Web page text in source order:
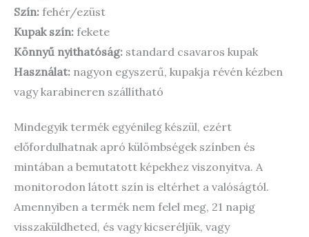
Szín: fehér/ezüst
Kupak szín: fekete
Könnyű nyithatóság: standard csavaros kupak
Használat: nagyon egyszerű, kupakja révén kézben
vagy karabineren szállítható
Mindegyik termék egyénileg készül, ezért
előfordulhatnak apró külömbségek színben és
mintában a bemutatott képekhez viszonyitva. A
monitorodon látott szín is eltérhet a valóságtól.
Amennyiben a termék nem felel meg, 21 napig
visszaküldheted, és vagy kicseréljük, vagy